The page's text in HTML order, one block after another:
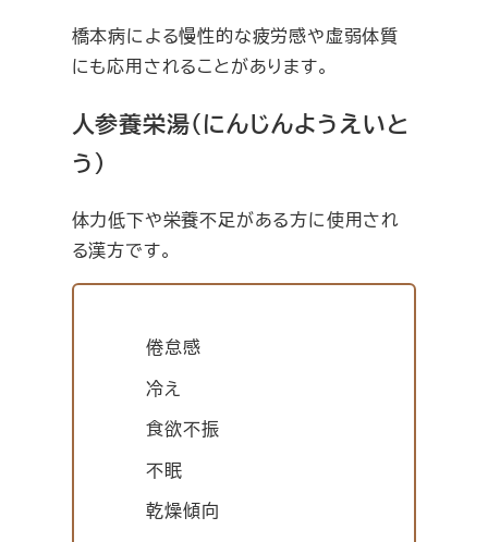
橋本病による慢性的な疲労感や虚弱体質
にも応用されることがあります。
人参養栄湯（にんじんようえいと
う）
体力低下や栄養不足がある方に使用され
る漢方です。
倦怠感
冷え
食欲不振
不眠
乾燥傾向